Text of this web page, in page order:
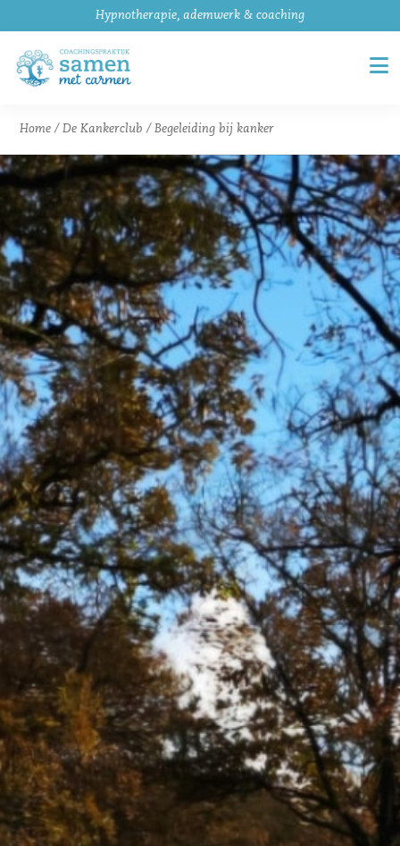
Hypnotherapie, ademwerk & coaching
Home /De Kankerclub /Begeleiding bij kanker